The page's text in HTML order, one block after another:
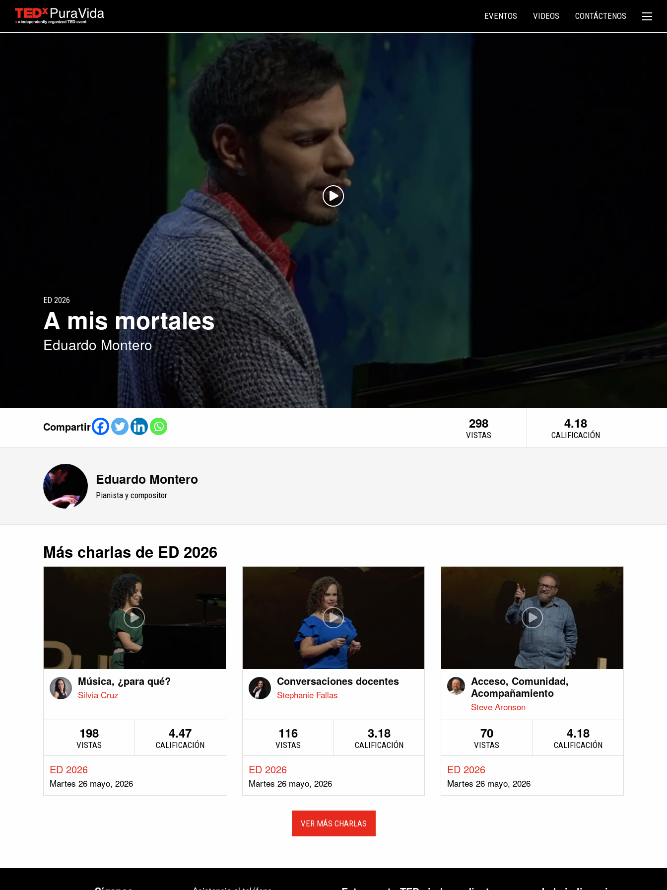
EVENTOS VIDEOS CONTÁCTENOS
ED 2026
A mis mortales
Eduardo Montero
Compartir 298
VISTAS
4.18
CALIFICACIÓN
Eduardo Montero
Pianista y compositor
Más charlas de ED 2026
Música, ¿para qué?
Silvia Cruz
198
VISTAS
4.47
CALIFICACIÓN
ED 2026
Martes 26 mayo, 2026
Conversaciones docentes
Stephanie Fallas
116
VISTAS
3.18
CALIFICACIÓN
ED 2026
Martes 26 mayo, 2026
Acceso, Comunidad,
Acompañamiento
Steve Aronson
70
VISTAS
4.18
CALIFICACIÓN
ED 2026
Martes 26 mayo, 2026
VER MÁS CHARLAS